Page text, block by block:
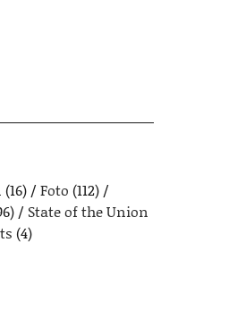
(16) Foto (112)
State of the Union
(4)